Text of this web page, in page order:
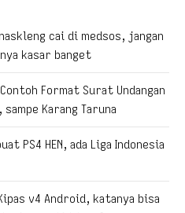
cai di medsos, jangan
kasar banget
Format Surat Undangan
sampe Karang Taruna
PS4 HEN, ada Liga Indonesia
v4 Android, katanya bisa